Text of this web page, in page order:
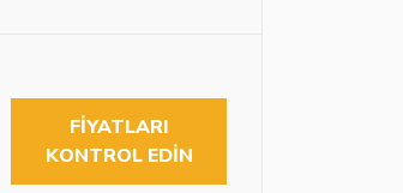
FIYATLARI
KONTROL EDIN